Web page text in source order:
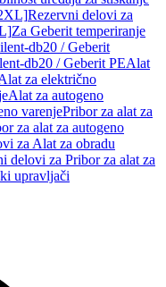
Rezervni delovi za
Za Geberit temperiranje
db20 / Geberit
db20 / Geberit PEAlat
za električno
Alat za autogeno
varenjePribor za alat za
za alat za autogeno
za Alat za obradu
delovi za Pribor za alat za
upravljači